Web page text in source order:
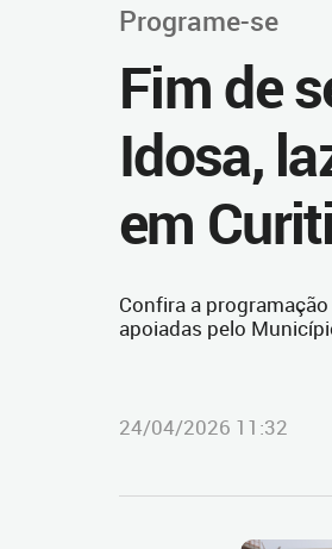
Programe-se
Fim de
Idosa,
em
Confira a
apoiadas pelo
24/04/2026 11:32